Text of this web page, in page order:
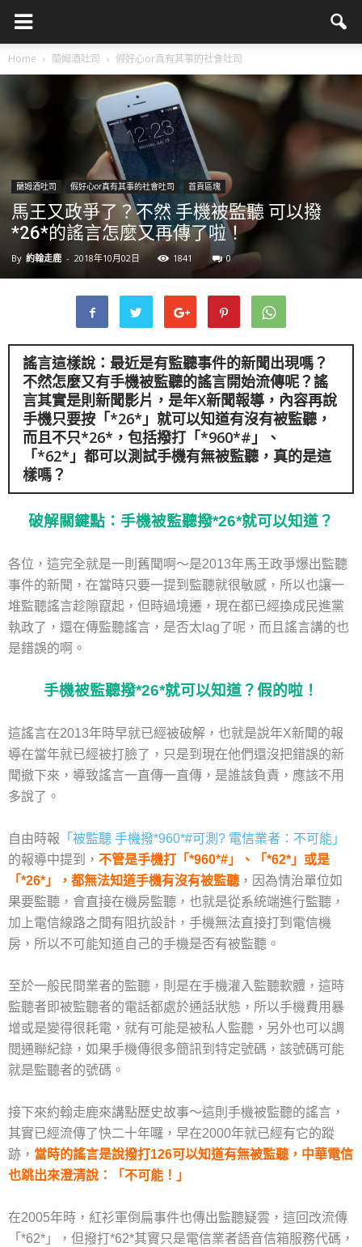
Home 蘭姆酒吐司 假好心or真有其事的社會吐司
蘭姆酒吐司 假好心or真有其事的社會吐司 首頁區塊
馬王又政爭了？不然 手機被監聽 可以撥
*26*的謠言怎麼又再傳了啦！
By 約翰走鹿 - 2018年10月02日 1841 0
謠言這樣說：最近是有監聽事件的新聞出現嗎？
不然怎麼又有手機被監聽的謠言開始流傳呢？謠
言其實是則新聞影片，是年X新聞報導，內容再說
手機只要按「*26*」就可以知道有沒有被監聽，
而且不只*26*，包括撥打「*960*#」、
「*62*」都可以測試手機有無被監聽，真的是這
樣嗎？
破解關鍵點：手機被監聽撥*26*就可以知道？
各位，這完全就是一則舊聞啊～是2013年馬王政爭爆出監聽
事件的新聞，在當時只要一提到監聽就很敏感，所以也讓一
堆監聽謠言趁隙竄起，但時過境遷，現在都已經換成民進黨
執政了，還在傳監聽謠言，是否太lag了呢，而且謠言講的也
是錯誤的啊。
手機被監聽撥*26*就可以知道？假的啦！
這謠言在2013年時早就已經被破解，也就是說年X新聞的報
導在當年就已經被打臉了，只是到現在他們還沒把錯誤的新
聞撤下來，導致謠言一直傳一直傳，是誰該負責，應該不用
多說了。
自由時報 「被監聽 手機撥*960*#可測? 電信業者：不可能」
的報導中提到， 不管是手機打「*960*#」、「*62*」或是
「*26*」，都無法知道手機有沒有被監聽 ，因為情治單位如
果要監聽，會直接在機房監聽，也就是從系統端進行監聽，
加上電信線路之間有阻抗設計，手機無法直接打到電信機
房，所以不可能知道自己的手機是否有被監聽。
至於一般民間業者的監聽，則是在手機灌入監聽軟體，這時
監聽者即被監聽者的電話都處於通話狀態，所以手機費用暴
增或是變得很耗電，就有可能是被私人監聽，另外也可以調
閱通聯紀錄，如果手機傳很多簡訊到特定號碼，該號碼可能
就是監聽者的號碼。
接下來約翰走鹿來講點歷史故事～這則手機被監聽的謠言，
其實已經流傳了快二十年囉，早在2000年就已經有它的蹤
跡， 當時的謠言是說撥打126可以知道有無被監聽，中華電信
也跳出來澄清說：「不可能！」
在2005年時，紅衫軍倒扁事件也傳出監聽疑雲，這回改流傳
「*62*」，但撥打*62*其實只是電信業者語音信箱服務代碼，